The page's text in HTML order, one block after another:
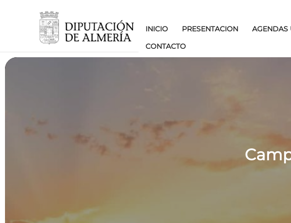
INICIO PRESENTACION AGENDAS
CONTACTO
5.1: DESARROLLO DE UN